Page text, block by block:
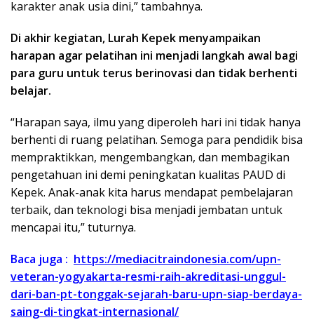
karakter anak usia dini,” tambahnya.
Di akhir kegiatan, Lurah Kepek menyampaikan
harapan agar pelatihan ini menjadi langkah awal bagi
para guru untuk terus berinovasi dan tidak berhenti
belajar.
“Harapan saya, ilmu yang diperoleh hari ini tidak hanya
berhenti di ruang pelatihan. Semoga para pendidik bisa
mempraktikkan, mengembangkan, dan membagikan
pengetahuan ini demi peningkatan kualitas PAUD di
Kepek. Anak-anak kita harus mendapat pembelajaran
terbaik, dan teknologi bisa menjadi jembatan untuk
mencapai itu,” tuturnya.
Baca juga : https://mediacitraindonesia.com/upn-
veteran-yogyakarta-resmi-raih-akreditasi-unggul-
dari-ban-pt-tonggak-sejarah-baru-upn-siap-berdaya-
saing-di-tingkat-internasional/